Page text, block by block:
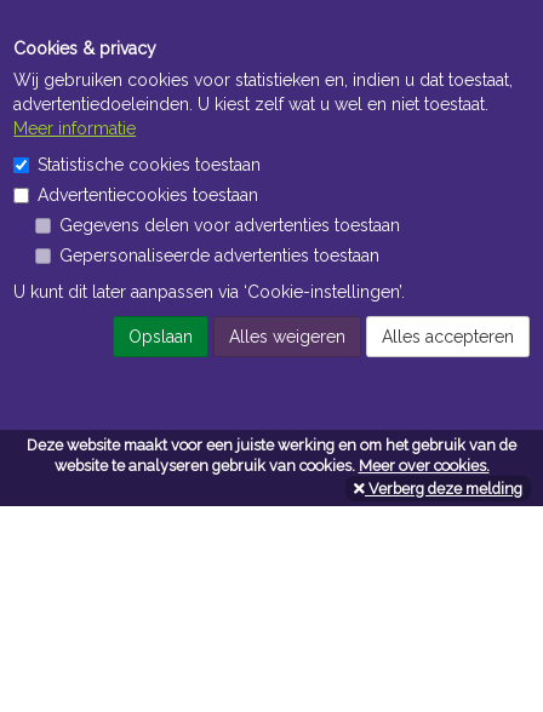
Deze website maakt voor een juiste werking en om het gebruik van de
website te analyseren gebruik van cookies. Meer over cookies.
Verberg deze melding
Openingstijden Kantoor
ma t/m vr 8:30 uur tot 17:00 uur
Openingstijden Magazijn
ma t/m vr 7:00 uur tot 16:30 uur
Privacy
Cookiebeleid
Cookies & privacy
Wij gebruiken cookies voor statistieken en, indien u dat toestaat,
advertentiedoeleinden. U kiest zelf wat u wel en niet toestaat.
Meer informatie
Statistische cookies toestaan
Advertentiecookies toestaan
Gegevens delen voor advertenties toestaan
Gepersonaliseerde advertenties toestaan
U kunt dit later aanpassen via ‘Cookie-instellingen’.
Opslaan Alles weigeren Alles accepteren